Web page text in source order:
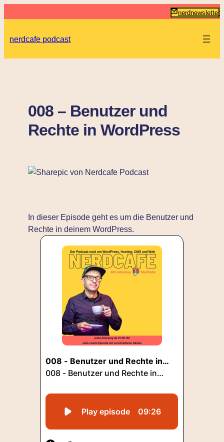
Inhalt
nerdnewsletter
nerdcafe podcast
008 – Benutzer und
Rechte in WordPress
In dieser Episode geht es um die Benutzer und
Rechte in deinem WordPress.